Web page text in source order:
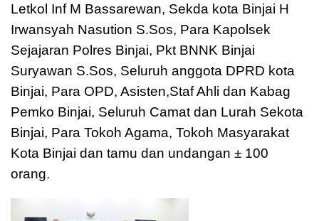
Letkol Inf M Bassarewan, Sekda kota Binjai H
Irwansyah Nasution S.Sos, Para Kapolsek
Sejajaran Polres Binjai, Pkt BNNK Binjai
Suryawan S.Sos, Seluruh anggota DPRD kota
Binjai, Para OPD, Asisten,Staf Ahli dan Kabag
Pemko Binjai, Seluruh Camat dan Lurah Sekota
Binjai, Para Tokoh Agama, Tokoh Masyarakat
Kota Binjai dan tamu dan undangan ± 100
orang.